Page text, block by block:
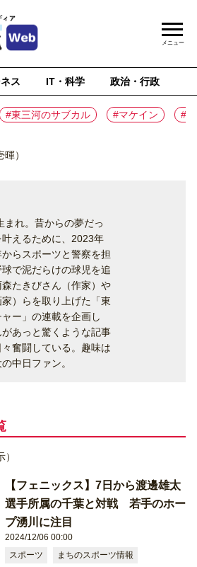
ス IT・科学 政治・行政
#東三河のサブカル #マケイン #
メニュー
）
れ。昔からの夢だっ
えるために、2023年
らスポーツと警察を担
で泥だらけの球児を追
たきびさん（作家）や
）らを取り上げた「東
ー」の連載を企画し
あっと驚くような記事
奮闘している。趣味は
中日ファン。
【フェニックス】7日から渡邊雄太
選手所属の千葉と対戦 若手のホー
プ湧川に注目
2024/12/06 00:00
スポーツ
まちのスポーツ情報